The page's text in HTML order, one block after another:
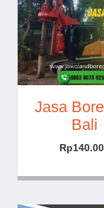
Jasa
Bali
Rp